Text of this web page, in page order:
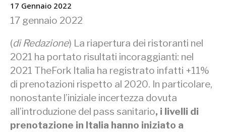
17 Gennaio 2022
17 gennaio 2022
(di Redazione) La riapertura dei ristoranti nel
2021 ha portato risultati incoraggianti: nel
2021 TheFork Italia ha registrato infatti +11%
di prenotazioni rispetto al 2020. In particolare,
nonostante l’iniziale incertezza dovuta
all’introduzione del pass sanitario, i livelli di
prenotazione in Italia hanno iniziato a